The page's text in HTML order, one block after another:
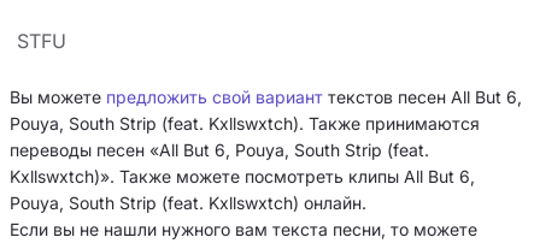
STFU
Вы можете предложить свой вариант текстов песен All But 6,
Pouya, South Strip (feat. Kxllswxtch). Также принимаются
переводы песен «All But 6, Pouya, South Strip (feat.
Kxllswxtch)». Также можете посмотреть клипы All But 6,
Pouya, South Strip (feat. Kxllswxtch) онлайн.
Если вы не нашли нужного вам текста песни, то можете